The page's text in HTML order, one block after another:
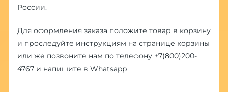
России.
Для оформления заказа положите товар в корзину
и проследуйте инструкциям на странице корзины
или же позвоните нам по телефону +7(800)200-
4767и напишите в Whatsapp